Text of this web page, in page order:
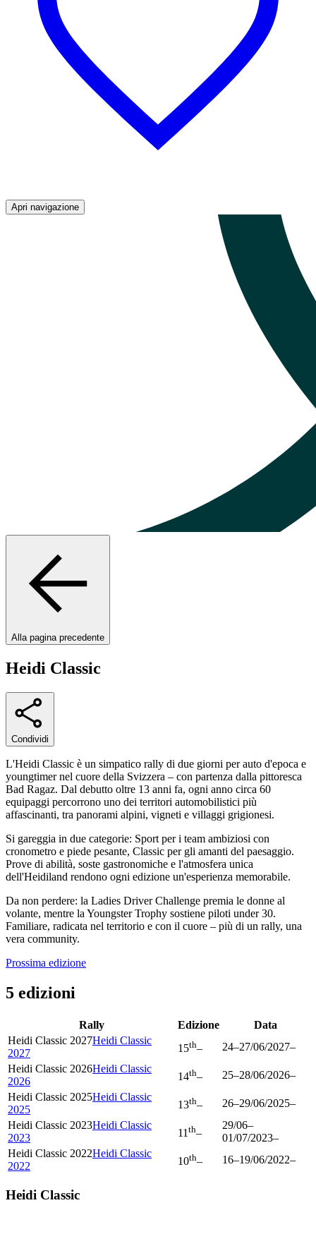
Apri navigazione
Alla pagina precedente
Heidi Classic
Condividi
L'Heidi Classic è un simpatico rally di due giorni per auto d'epoca e
youngtimer nel cuore della Svizzera – con partenza dalla pittoresca
Bad Ragaz. Dal debutto oltre 13 anni fa, ogni anno circa 60
equipaggi percorrono uno dei territori automobilistici più
affascinanti, tra panorami alpini, vigneti e villaggi grigionesi.
Si gareggia in due categorie: Sport per i team ambiziosi con
cronometro e piede pesante, Classic per gli amanti del paesaggio.
Prove di abilità, soste gastronomiche e l'atmosfera unica
dell'Heidiland rendono ogni edizione un'esperienza memorabile.
Da non perdere: la Ladies Driver Challenge premia le donne al
volante, mentre la Youngster Trophy sostiene piloti under 30.
Familiare, radicata nel territorio e con il cuore – più di un rally, una
vera community.
Prossima edizione
5 edizioni
Rally Edizione
Data
Heidi Classic 2027Heidi Classic
2027
15th– 24–27/06/2027–
Heidi Classic 2026Heidi Classic
2026
14th– 25–28/06/2026–
Heidi Classic 2025Heidi Classic
2025
13th– 26–29/06/2025–
Heidi Classic 2023Heidi Classic
2023
11 th–
29/06–
01/07/2023–
Heidi Classic 2022Heidi Classic
2022
10th– 16–19/06/2022–
Heidi Classic